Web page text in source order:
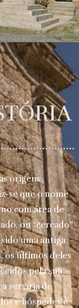
origens,
se que o nome
com área de
ou “cercado”
uma antiga
os últimos deles
pela sua
serviria de
e hóspedes e,